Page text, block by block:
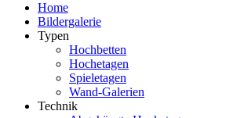
contentHome
Bildergalerie
Typen
Hochbetten
Hochetagen
Spieletagen
Wand-Galerien
Technik